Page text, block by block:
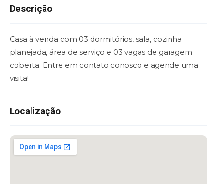
Descrição
Casa à venda com 03 dormitórios, sala, cozinha
planejada, área de serviço e 03 vagas de garagem
coberta. Entre em contato conosco e agende uma
visita!
Localização